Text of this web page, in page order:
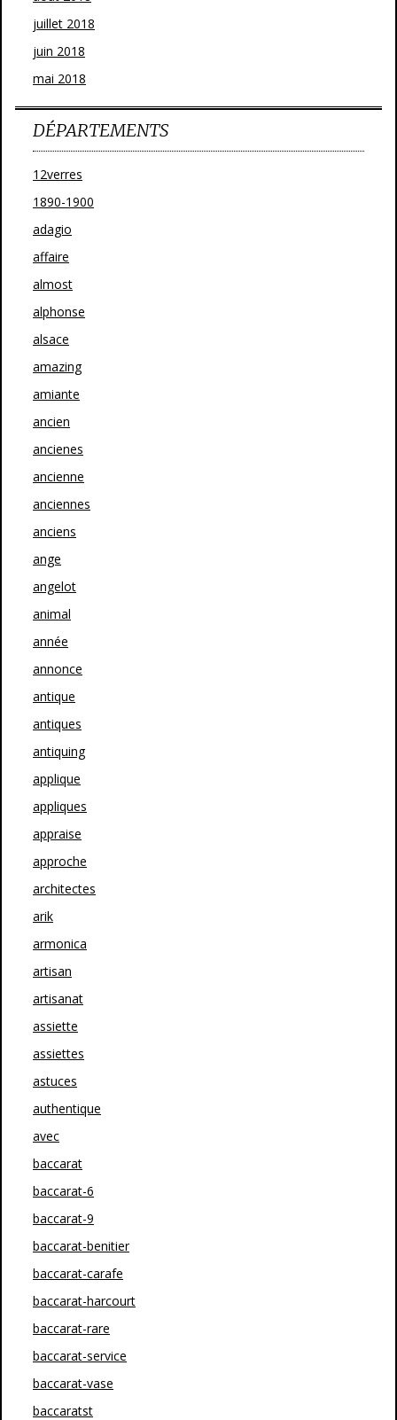
juillet 2018
juin 2018
mai 2018
DÉPARTEMENTS
12verres
1890-1900
adagio
affaire
almost
alphonse
alsace
amazing
amiante
ancien
ancienes
ancienne
anciennes
anciens
ange
angelot
animal
année
annonce
antique
antiques
antiquing
applique
appliques
appraise
approche
architectes
arik
armonica
artisan
artisanat
assiette
assiettes
astuces
authentique
avec
baccarat
baccarat-6
baccarat-9
baccarat-benitier
baccarat-carafe
baccarat-harcourt
baccarat-rare
baccarat-service
baccarat-vase
baccaratst